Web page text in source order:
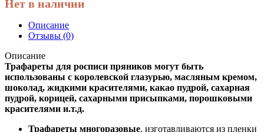
Нет в наличии
Описание
Отзывы (0)
Описание
Трафареты для росписи пряников могут быть
использованы с королевской глазурью, масляным кремом,
шоколад, жидкими красителями, какао пудрой, сахарная
пудрой, корицей, сахарными присыпками, порошковыми
красителями и.т.д.
Трафареты многоразовые, изготавливаются из пленки